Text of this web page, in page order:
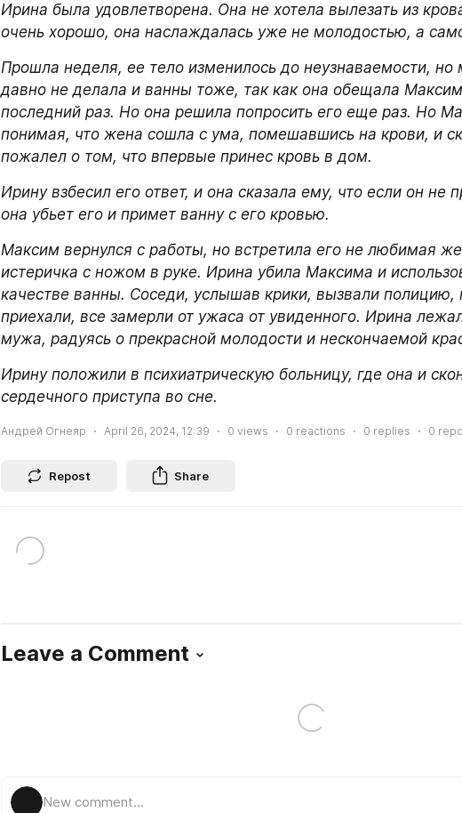
Ирина была удовлетворена. Она не хотела вылезать из
очень хорошо, она наслаждалась уже не молодостью, а
Прошла неделя, ее тело изменилось до неузнаваемости, но
давно не делала и ванны тоже, так как она обещала
последний раз. Но она решила попросить его еще раз. Но
понимая, что жена сошла с ума, помешавшись на крови, и
пожалел о том, что впервые принес кровь в дом.
Ирину взбесил его ответ, и она сказала ему, что если он не
она убьет его и примет ванну с его кровью.
Максим вернулся с работы, но встретила его не любимая
истеричка с ножом в руке. Ирина убила Максима и
качестве ванны. Соседи, услышав крики, вызвали полицию,
приехали, все замерли от ужаса от увиденного. Ирина
мужа, радуясь о прекрасной молодости и нескончаемой
Ирину положили в психиатрическую больницу, где она и
сердечного приступа во сне.
Андрей Огнеяр April 26, 2024, 12:39 0 views 0 reactions 0 replies 0
Repost Share
Leave a Comment